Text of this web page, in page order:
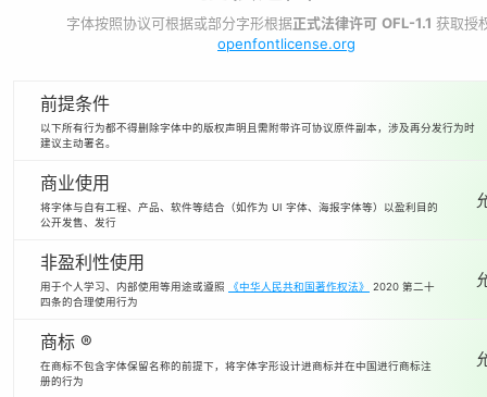
字体按照协议可根据或部分字形根据正式法律许可 OFL-1.1 获取授
openfontlicense.org
前提条件
以下所有行为都不得删除字体中的版权声明且需附带许可协议原件副本，涉及再分发行为时
建议主动署名。
商业使用
将字体与自有工程、产品、软件等结合（如作为 UI 字体、海报字体等）以盈利目的
公开发售、发行
非盈利性使用
用于个人学习、内部使用等用途或遵照 《中华人民共和国著作权法》
2020 第二十
四条的合理使用行为
商标 ®
在商标不包含字体保留名称的前提下，将字体字形设计进商标并在中国进行商标注
册的行为